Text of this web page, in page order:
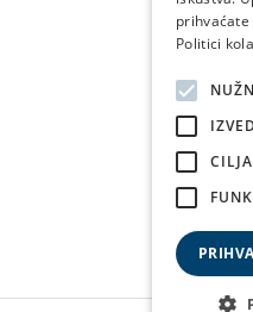
prihvaćate
Politici